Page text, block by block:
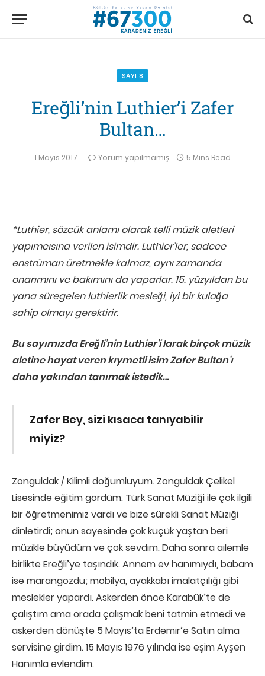
SAYI 8
Ereğli’nin Luthier’i Zafer
Bultan…
1 Mayıs 2017 Yorum yapılmamış 5 Mins Read
*Luthier, sözcük anlamı olarak telli müzik aletleri
yapımcısına verilen isimdir. Luthier’ler, sadece
enstrüman üretmekle kalmaz, aynı zamanda
onarımını ve bakımını da yaparlar. 15. yüzyıldan bu
yana süregelen luthierlik mesleği, iyi bir kulağa
sahip olmayı gerektirir.
Bu sayımızda Ereğli’nin Luthier’i larak birçok müzik
aletine hayat veren kıymetli isim Zafer Bultan’ı
daha yakından tanımak istedik…
Zafer Bey, sizi kısaca tanıyabilir
miyiz?
Zonguldak / Kilimli doğumluyum. Zonguldak Çelikel
Lisesinde eğitim gördüm. Türk Sanat Müziği ile çok ilgili
bir öğretmenimiz vardı ve bize sürekli Sanat Müziği
dinletirdi; onun sayesinde çok küçük yaştan beri
müzikle büyüdüm ve çok sevdim. Daha sonra ailemle
birlikte Ereğli’ye taşındık. Annem ev hanımıydı, babam
ise marangozdu; mobilya, ayakkabı imalatçılığı gibi
meslekler yapardı. Askerden önce Karabük’te de
çalıştım ama orada çalışmak beni tatmin etmedi ve
askerden dönüşte 5 Mayıs’ta Erdemir’e Satın alma
servisine girdim. 15 Mayıs 1976 yılında ise eşim Ayşen
Hanımla evlendim.